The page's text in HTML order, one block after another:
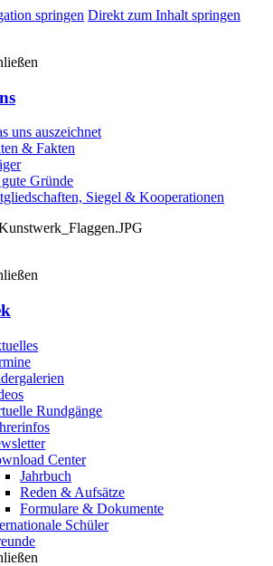
springen Direkt zum Inhalt springen
uns auszeichnet
& Fakten
Gründe
Siegel & Kooperationen
Rundgänge
Center
Jahrbuch
Reden & Aufsätze
Formulare & Dokumente
Schüler